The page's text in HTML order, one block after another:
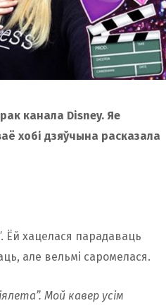
канала Disney. Яе
хобі дзяўчына расказала
Ёй хацелася парадаваць
але вельмі саромелася.
Мой кавер усім